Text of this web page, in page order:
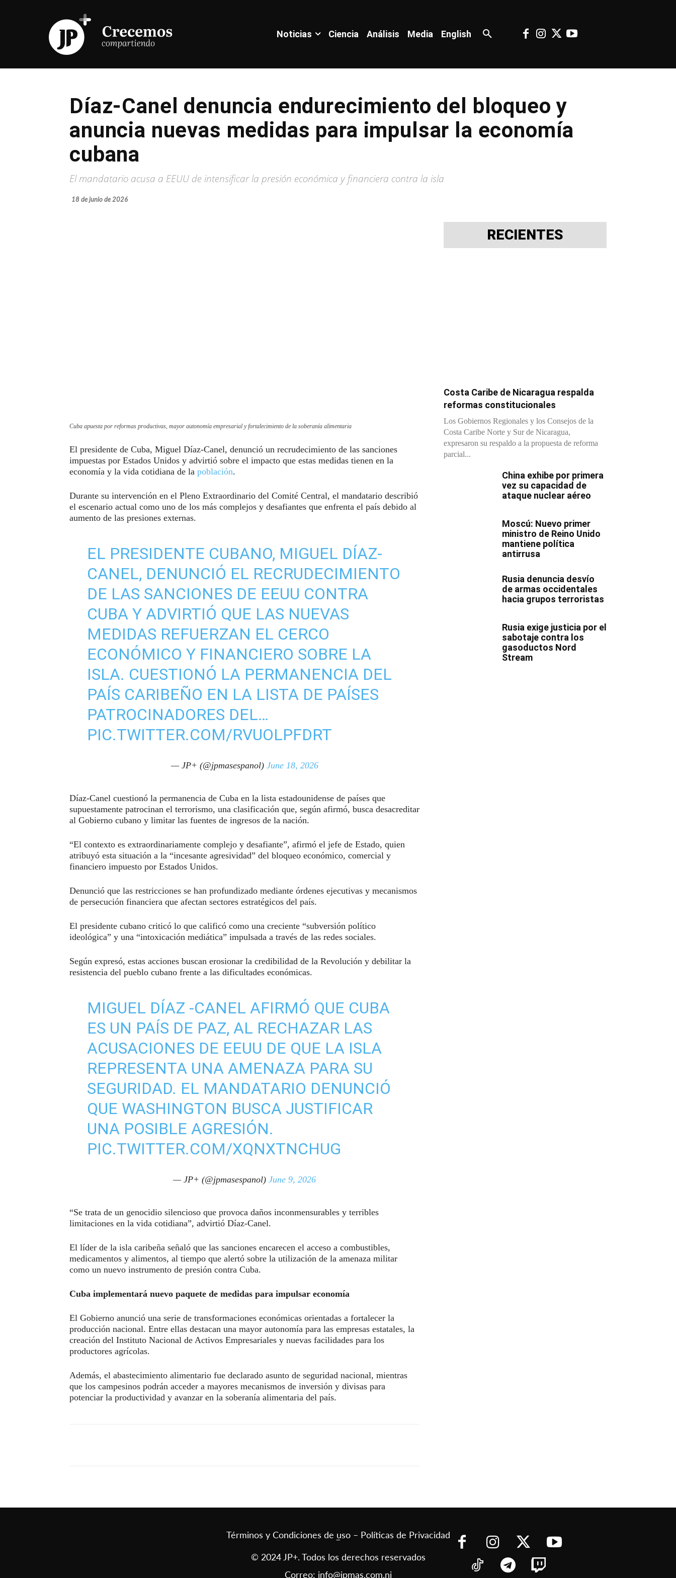
Noticias Ciencia Análisis Media English
Díaz-Canel denuncia endurecimiento del bloqueo y
anuncia nuevas medidas para impulsar la economía
cubana
El mandatario acusa a EEUU de intensificar la presión económica y financiera contra la isla
18 de junio de 2026
Cuba apuesta por reformas productivas, mayor autonomía empresarial y fortalecimiento de la soberanía alimentaria
El presidente de Cuba, Miguel Díaz-Canel, denunció un recrudecimiento de las sanciones
impuestas por Estados Unidos y advirtió sobre el impacto que estas medidas tienen en la
economía y la vida cotidiana de la población.
Durante su intervención en el Pleno Extraordinario del Comité Central, el mandatario describió
el escenario actual como uno de los más complejos y desafiantes que enfrenta el país debido al
aumento de las presiones externas.
EL PRESIDENTE CUBANO, MIGUEL DÍAZ-
CANEL, DENUNCIÓ EL RECRUDECIMIENTO
DE LAS SANCIONES DE EEUU CONTRA
CUBA Y ADVIRTIÓ QUE LAS NUEVAS
MEDIDAS REFUERZAN EL CERCO
ECONÓMICO Y FINANCIERO SOBRE LA
ISLA. CUESTIONÓ LA PERMANENCIA DEL
PAÍS CARIBEÑO EN LA LISTA DE PAÍSES
PATROCINADORES DEL…
PIC.TWITTER.COM/RVUOLPFDRT
— JP+ (@jpmasespanol) June 18, 2026
Díaz-Canel cuestionó la permanencia de Cuba en la lista estadounidense de países que
supuestamente patrocinan el terrorismo, una clasificación que, según afirmó, busca desacreditar
al Gobierno cubano y limitar las fuentes de ingresos de la nación.
“El contexto es extraordinariamente complejo y desafiante”, afirmó el jefe de Estado, quien
atribuyó esta situación a la “incesante agresividad” del bloqueo económico, comercial y
financiero impuesto por Estados Unidos.
Denunció que las restricciones se han profundizado mediante órdenes ejecutivas y mecanismos
de persecución financiera que afectan sectores estratégicos del país.
El presidente cubano criticó lo que calificó como una creciente “subversión político
ideológica” y una “intoxicación mediática” impulsada a través de las redes sociales.
Según expresó, estas acciones buscan erosionar la credibilidad de la Revolución y debilitar la
resistencia del pueblo cubano frente a las dificultades económicas.
MIGUEL DÍAZ -CANEL AFIRMÓ QUE CUBA
ES UN PAÍS DE PAZ, AL RECHAZAR LAS
ACUSACIONES DE EEUU DE QUE LA ISLA
REPRESENTA UNA AMENAZA PARA SU
SEGURIDAD. EL MANDATARIO DENUNCIÓ
QUE WASHINGTON BUSCA JUSTIFICAR
UNA POSIBLE AGRESIÓN.
PIC.TWITTER.COM/XQNXTNCHUG
— JP+ (@jpmasespanol) June 9, 2026
“Se trata de un genocidio silencioso que provoca daños inconmensurables y terribles
limitaciones en la vida cotidiana”, advirtió Díaz-Canel.
El líder de la isla caribeña señaló que las sanciones encarecen el acceso a combustibles,
medicamentos y alimentos, al tiempo que alertó sobre la utilización de la amenaza militar
como un nuevo instrumento de presión contra Cuba.
Cuba implementará nuevo paquete de medidas para impulsar economía
El Gobierno anunció una serie de transformaciones económicas orientadas a fortalecer la
producción nacional. Entre ellas destacan una mayor autonomía para las empresas estatales, la
creación del Instituto Nacional de Activos Empresariales y nuevas facilidades para los
productores agrícolas.
Además, el abastecimiento alimentario fue declarado asunto de seguridad nacional, mientras
que los campesinos podrán acceder a mayores mecanismos de inversión y divisas para
potenciar la productividad y avanzar en la soberanía alimentaria del país.
RECIENTES
Costa Caribe de Nicaragua respalda
reformas constitucionales
Los Gobiernos Regionales y los Consejos de la
Costa Caribe Norte y Sur de Nicaragua,
expresaron su respaldo a la propuesta de reforma
parcial...
China exhibe por primera
vez su capacidad de
ataque nuclear aéreo
Moscú: Nuevo primer
ministro de Reino Unido
mantiene política
antirrusa
Rusia denuncia desvío
de armas occidentales
hacia grupos terroristas
Rusia exige justicia por el
sabotaje contra los
gasoductos Nord
Stream
Términos y Condiciones de uso – Políticas de Privacidad
–
© 2024 JP+. Todos los derechos reservados
Correo: info@jpmas.com.ni